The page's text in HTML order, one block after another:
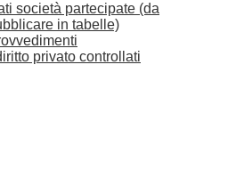
società partecipate (da
in tabelle)
privato controllati